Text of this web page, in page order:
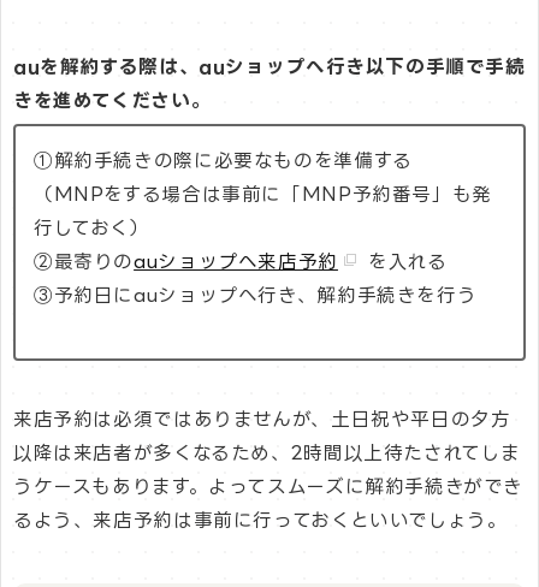
auを解約する際は、auショップへ行き以下の手順で手続
きを進めてください。
①解約手続きの際に必要なものを準備する
（MNPをする場合は事前に「MNP予約番号」も発
行しておく）
②最寄りのauショップへ来店予約
を入れる
③予約日にauショップへ行き、解約手続きを行う
来店予約は必須ではありませんが、土日祝や平日の夕方
以降は来店者が多くなるため、2時間以上待たされてしま
うケースもあります。よってスムーズに解約手続きができ
るよう、来店予約は事前に行っておくといいでしょう。